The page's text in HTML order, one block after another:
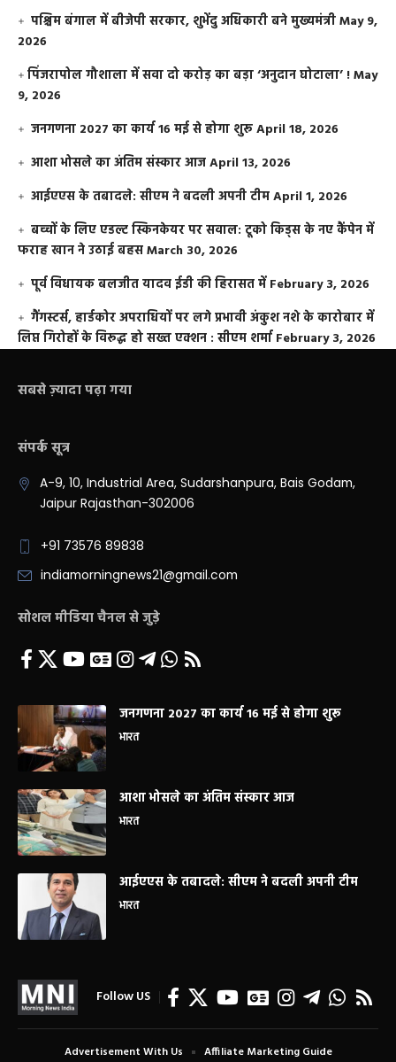
पश्चिम बंगाल में बीजेपी सरकार, शुभेंदु अधिकारी बने मुख्यमंत्रीMay 9,
2026
​पिंजरापोल गौशाला में सवा दो करोड़ का बड़ा ‘अनुदान घोटाला’ !May
9, 2026
जनगणना 2027 का कार्य 16 मई से होगा शुरूApril 18, 2026
आशा भोसले का अंतिम संस्कार आजApril 13, 2026
आईएएस के तबादले: सीएम ने बदली अपनी टीमApril 1, 2026
बच्चों के लिए एडल्ट स्किनकेयर पर सवाल: टूको किड्स के नए कैंपेन में
फराह खान ने उठाई बहसMarch 30, 2026
पूर्व विधायक बलजीत यादव ईडी की हिरासत में February 3, 2026
गैंगस्टर्स, हार्डकोर अपराधियों पर लगे प्रभावी अंकुश नशे के कारोबार में
लिप्त गिरोहों के विरूद्ध हो सख्त एक्शन : सीएम शर्मा February 3, 2026
सबसे ज़्यादा पढ़ा गया
संपर्क सूत्र
A-9, 10, Industrial Area, Sudarshanpura, Bais Godam,
Jaipur Rajasthan-302006
+91 73576 89838
indiamorningnews21@gmail.com
सोशल मीडिया चैनल से जुड़े
जनगणना 2027 का कार्य 16 मई से होगा शुरू
भारत
आशा भोसले का अंतिम संस्कार आज
भारत
आईएएस के तबादले: सीएम ने बदली अपनी टीम
भारत
Follow US
Advertisement With Us Affiliate Marketing Guide